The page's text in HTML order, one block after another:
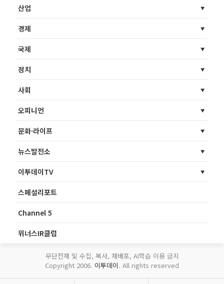
산업
경제
국제
정치
사회
오피니언
문화·라이프
뉴스발전소
이투데이TV
스페셜리포트
Channel 5
위너스IR클럽
무단전재 및 수집, 복사, 재배포, AI학습 이용 금지
Copyright 2006. 이투데이. All rights reserved